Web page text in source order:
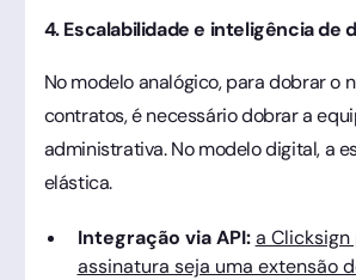
4. Escalabilidade e inteligência de
No modelo analógico, para dobrar o
contratos, é necessário dobrar a
administrativa. No modelo digital, a
elástica.
Integração via API: a
assinatura seja uma extensão